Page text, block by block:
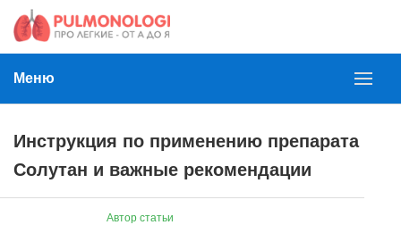
Меню
Инструкция по применению препарата
Солутан и важные рекомендации
Автор статьи